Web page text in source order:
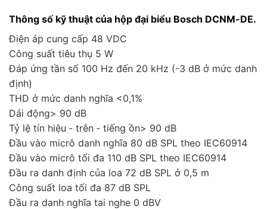
Thông số kỹ thuật của hộp đại biểu Bosch DCNM-DE.
Điện áp cung cấp 48 VDC
Công suất tiêu thụ 5 W
Đáp ứng tần số 100 Hz đến 20 kHz (-3 dB ở mức danh
định)
THD ở mức danh nghĩa <0,1%
Dải động> 90 dB
Tỷ lệ tín hiệu ‑ trên ‑ tiếng ồn> 90 dB
Đầu vào micrô danh nghĩa 80 dB SPL theo IEC60914
Đầu vào micrô tối đa 110 dB SPL theo IEC60914
Đầu ra danh định của loa 72 dB SPL ở 0,5 m
Công suất loa tối đa 87 dB SPL
Đầu ra danh nghĩa tai nghe 0 dBV